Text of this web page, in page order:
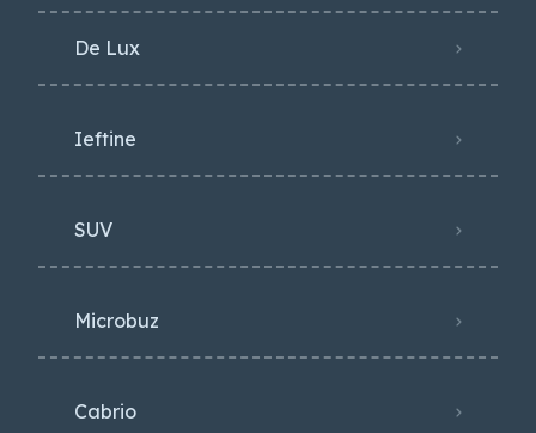
De Lux
Ieftine
SUV
Microbuz
Cabrio